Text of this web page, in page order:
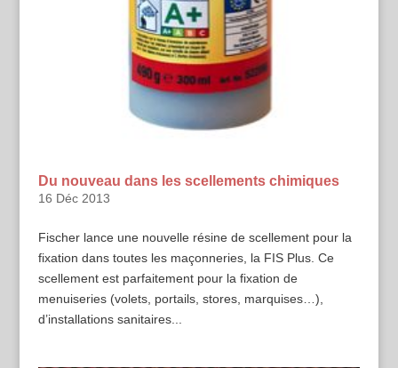
Du nouveau dans les scellements chimiques
16 Déc 2013
Fischer lance une nouvelle résine de scellement pour la
fixation dans toutes les maçonneries, la FIS Plus. Ce
scellement est parfaitement pour la fixation de
menuiseries (volets, portails, stores, marquises…),
d’installations sanitaires...